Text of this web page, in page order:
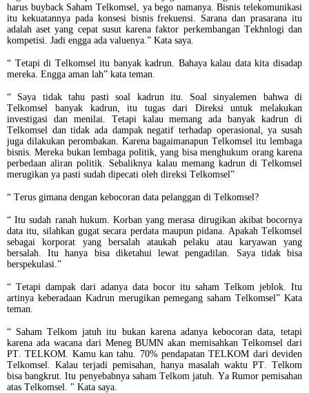
harus buyback Saham Telkomsel, ya bego namanya. Bisnis telekomunikasi
itu kekuatannya pada konsesi bisnis frekuensi. Sarana dan prasarana itu
adalah aset yang cepat susut karena faktor perkembangan Tekhnlogi dan
kompetisi. Jadi engga ada valuenya.” Kata saya.
“ Tetapi di Telkomsel itu banyak kadrun. Bahaya kalau data kita disadap
mereka. Engga aman lah” kata teman.
“ Saya tidak tahu pasti soal kadrun itu. Soal sinyalemen bahwa di
Telkomsel banyak kadrun, itu tugas dari Direksi untuk melakukan
investigasi dan menilai. Tetapi kalau memang ada banyak kadrun di
Telkomsel dan tidak ada dampak negatif terhadap operasional, ya susah
juga dilakukan perombakan. Karena bagaimanapun Telkomsel itu lembaga
bisnis. Mereka bukan lembaga politik, yang bisa menghukum orang karena
perbedaan aliran politik. Sebaliknya kalau memang kadrun di Telkomsel
merugikan ya pasti sudah dipecati oleh direksi Telkomsel”
“ Terus gimana dengan kebocoran data pelanggan di Telkomsel?
“ Itu sudah ranah hukum. Korban yang merasa dirugikan akibat bocornya
data itu, silahkan gugat secara perdata maupun pidana. Apakah Telkomsel
sebagai korporat yang bersalah ataukah pelaku atau karyawan yang
bersalah. Itu hanya bisa diketahui lewat pengadilan. Saya tidak bisa
berspekulasi.”
“ Tetapi dampak dari adanya data bocor itu saham Telkom jeblok. Itu
artinya keberadaan Kadrun merugikan pemegang saham Telkomsel” Kata
teman.
“ Saham Telkom jatuh itu bukan karena adanya kebocoran data, tetapi
karena ada wacana dari Meneg BUMN akan memisahkan Telkomsel dari
PT. TELKOM. Kamu kan tahu. 70% pendapatan TELKOM dari deviden
Telkomsel. Kalau terjadi pemisahan, hanya masalah waktu PT. Telkom
bisa bangkrut. Itu penyebabnya saham Telkom jatuh. Ya Rumor pemisahan
atas Telkomsel. " Kata saya.